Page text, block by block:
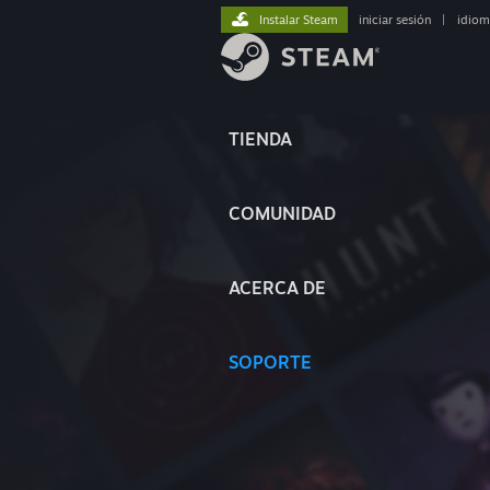
TIENDA
COMUNIDAD
ACERCA DE
SOPORTE
Instalar Steam iniciar sesión